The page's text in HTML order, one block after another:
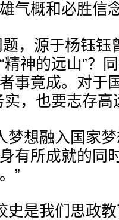
气概和必胜信
，源于杨钰钰
精神的远山”？
事竟成。对于
实，也要志存高
梦想融入国家
有所成就的同
”
史是我们思政